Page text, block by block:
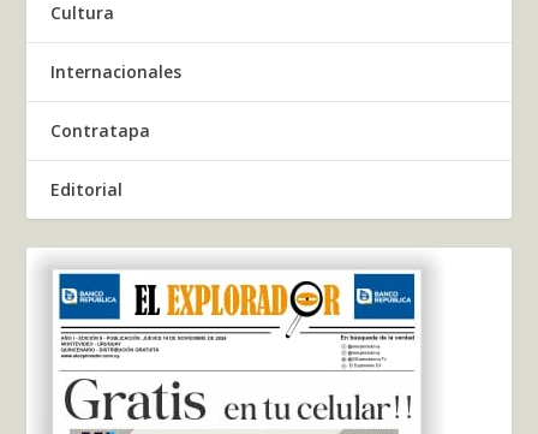
Cultura
Internacionales
Contratapa
Editorial